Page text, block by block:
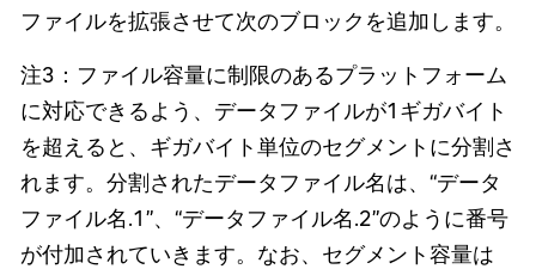
ファイルを拡張させて次のブロックを追加します。
注3：ファイル容量に制限のあるプラットフォーム
に対応できるよう、データファイルが1ギガバイト
を超えると、ギガバイト単位のセグメントに分割さ
れます。分割されたデータファイル名は、“データ
ファイル名.1”、“データファイル名.2”のように番号
が付加されていきます。なお、セグメント容量は